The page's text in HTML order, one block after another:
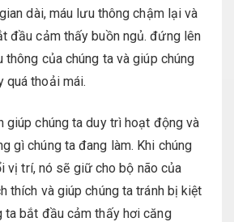
dài, máu lưu thông chậm lại và
đầu cảm thấy buồn ngủ. đứng lên
của chúng ta và giúp chúng
quá thoải mái.
giúp chúng ta duy trì hoạt động và
gì chúng ta đang làm. Khi chúng
vị trí, nó sẽ giữ cho bộ não của
thích và giúp chúng ta tránh bị kiệt
ta bắt đầu cảm thấy hơi căng